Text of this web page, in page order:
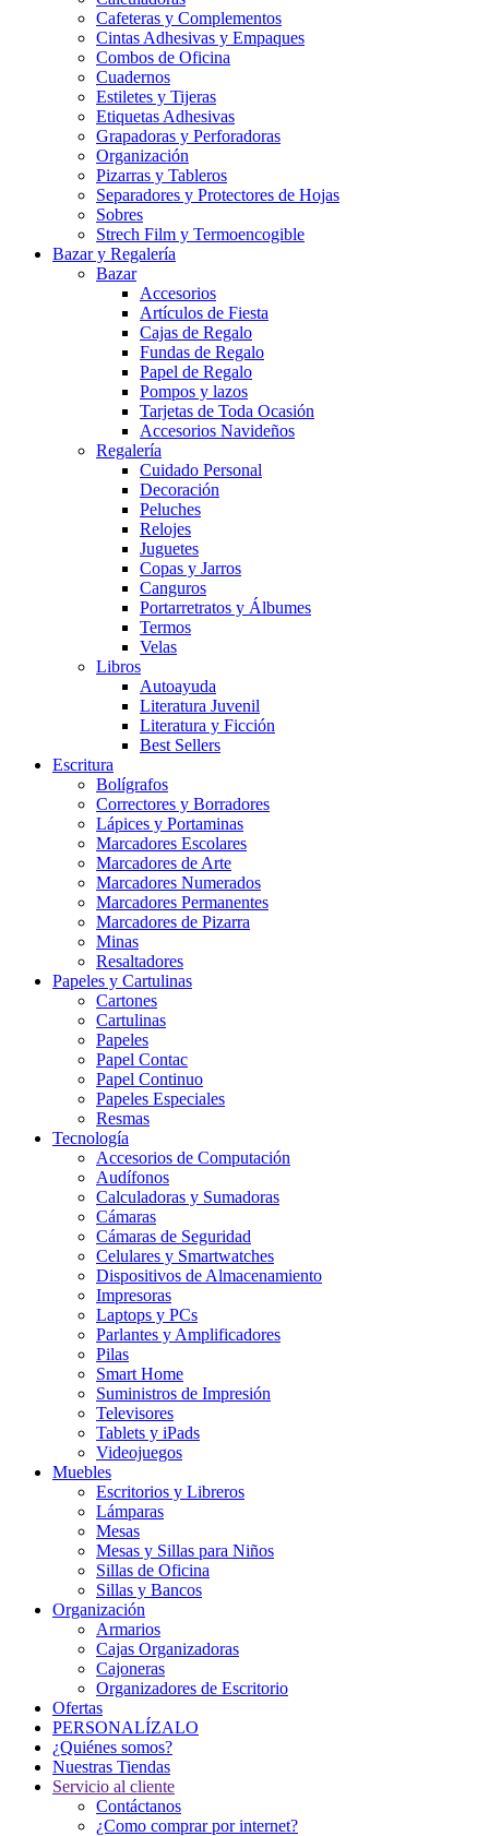
Cafeteras y Complementos
Cintas Adhesivas y Empaques
Combos de Oficina
Cuadernos
Estiletes y Tijeras
Etiquetas Adhesivas
Grapadoras y Perforadoras
Organización
Pizarras y Tableros
Separadores y Protectores de Hojas
Sobres
Strech Film y Termoencogible
Bazar y Regalería
Bazar
Accesorios
Artículos de Fiesta
Cajas de Regalo
Fundas de Regalo
Papel de Regalo
Pompos y lazos
Tarjetas de Toda Ocasión
Accesorios Navideños
Regalería
Cuidado Personal
Decoración
Peluches
Relojes
Juguetes
Copas y Jarros
Canguros
Portarretratos y Álbumes
Termos
Velas
Libros
Autoayuda
Literatura Juvenil
Literatura y Ficción
Best Sellers
Escritura
Bolígrafos
Correctores y Borradores
Lápices y Portaminas
Marcadores Escolares
Marcadores de Arte
Marcadores Numerados
Marcadores Permanentes
Marcadores de Pizarra
Minas
Resaltadores
Papeles y Cartulinas
Cartones
Cartulinas
Papeles
Papel Contac
Papel Continuo
Papeles Especiales
Resmas
Tecnología
Accesorios de Computación
Audífonos
Calculadoras y Sumadoras
Cámaras
Cámaras de Seguridad
Celulares y Smartwatches
Dispositivos de Almacenamiento
Impresoras
Laptops y PCs
Parlantes y Amplificadores
Pilas
Smart Home
Suministros de Impresión
Televisores
Tablets y iPads
Videojuegos
Muebles
Escritorios y Libreros
Lámparas
Mesas
Mesas y Sillas para Niños
Sillas de Oficina
Sillas y Bancos
Organización
Armarios
Cajas Organizadoras
Cajoneras
Organizadores de Escritorio
Ofertas
PERSONALÍZALO
¿Quiénes somos?
Nuestras Tiendas
Servicio al cliente
Contáctanos
¿Como comprar por internet?